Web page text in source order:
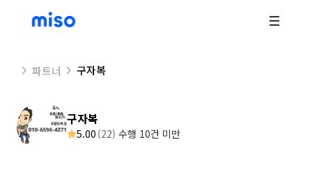
파트너 구자복
구자복
5.00 (22) 수행 10건 미만